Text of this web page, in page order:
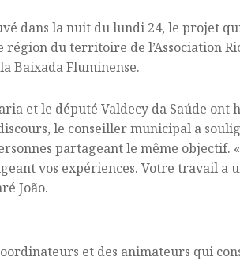
dans la nuit du lundi 24, le projet
du territoire de l’Association
Baixada Fluminense.
et le député Valdecy da Saúde ont
le conseiller municipal a
partageant le même objectif. «
vos expériences. Votre travail a
João.
et des animateurs qui